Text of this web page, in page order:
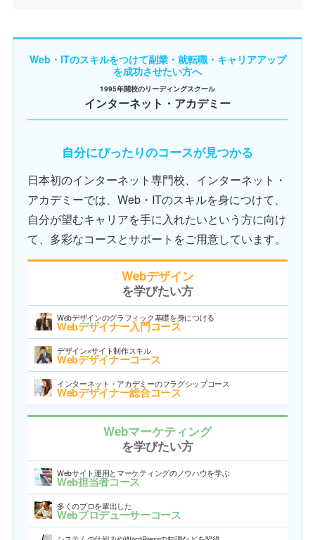
Web・ITのスキルをつけて副業・就転職・キャリアアップ
を成功させたい方へ
1995年開校のリーディングスクール
インターネット・アカデミー
自分にぴったりのコースが見つかる
日本初のインターネット専門校、インターネット・
アカデミーでは、Web・ITのスキルを身につけて、
自分が望むキャリアを手に入れたいという方に向け
て、多彩なコースとサポートをご用意しています。
Webデザイン
を学びたい方
Webデザインのグラフィック基礎を身につける
Webデザイナー入門コース
デザイン×サイト制作スキル
Webデザイナーコース
インターネット・アカデミーのフラグシップコース
Webデザイナー総合コース
Webマーケティング
を学びたい方
Webサイト運用とマーケティングのノウハウを学ぶ
Web担当者コース
多くのプロを輩出した
Webプロデューサーコース